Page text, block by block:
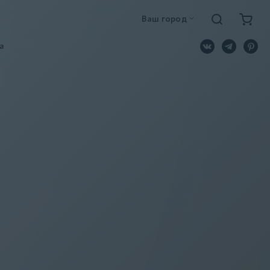
Ваш город